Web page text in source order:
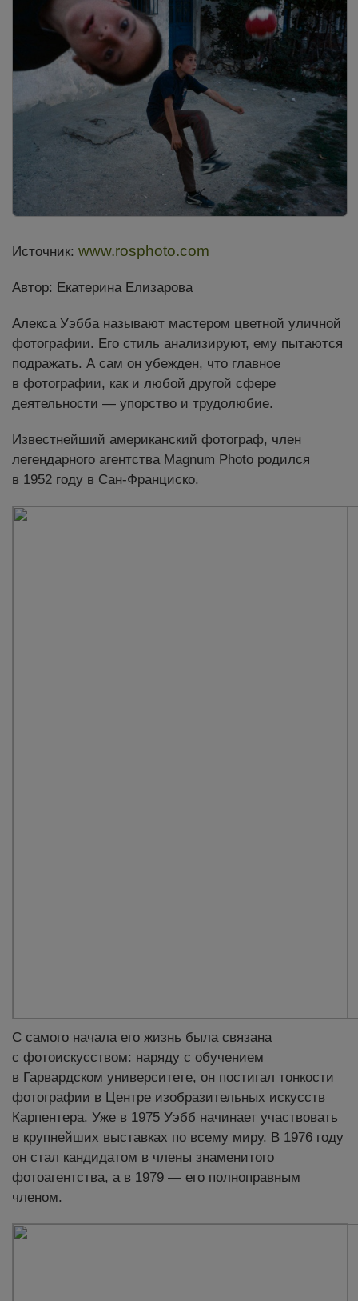
Источник: www.rosphoto.com
Автор: Екатерина Елизарова
Алекса Уэбба называют мастером цветной уличной
фотографии. Его стиль анализируют, ему пытаются
подражать. А сам он убежден, что главное
в фотографии, как и любой другой сфере
деятельности — упорство и трудолюбие.
Известнейший американский фотограф, член
легендарного агентства Magnum Photo родился
в 1952 году в Сан-Франциско.
С самого начала его жизнь была связана
с фотоискусством: наряду с обучением
в Гарвардском университете, он постигал тонкости
фотографии в Центре изобразительных искусств
Карпентера. Уже в 1975 Уэбб начинает участвовать
в крупнейших выставках по всему миру. В 1976 году
он стал кандидатом в члены знаменитого
фотоагентства, а в 1979 — его полноправным
членом.